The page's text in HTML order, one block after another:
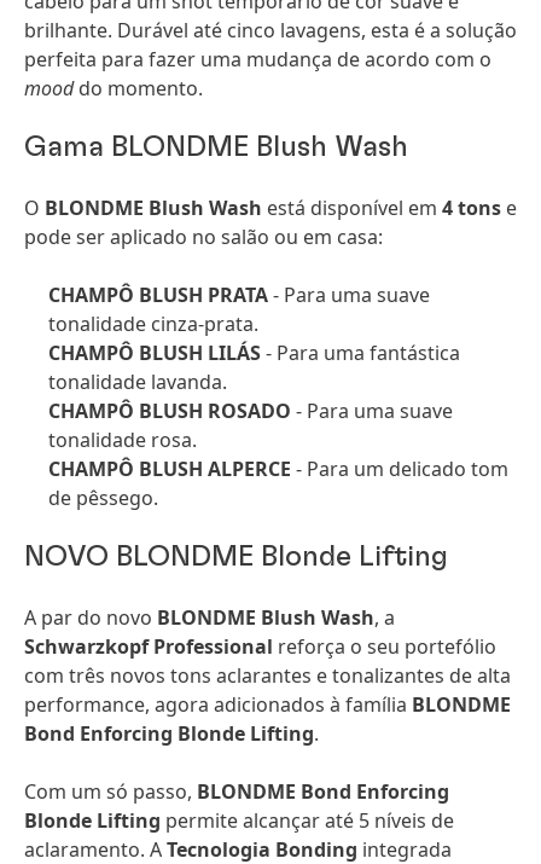
brilhante. Durável até cinco lavagens, esta é a solução
perfeita para fazer uma mudança de acordo com o
mooddo momento.
Gama BLONDME Blush Wash
O BLONDME Blush Wash está disponível em 4 tons e
pode ser aplicado no salão ou em casa:
CHAMPÔ BLUSH PRATA- Para uma suave
tonalidade cinza-prata.
CHAMPÔ BLUSH LILÁS- Para uma fantástica
tonalidade lavanda.
CHAMPÔ BLUSH ROSADO - Para uma suave
tonalidade rosa.
CHAMPÔ BLUSH ALPERCE - Para um delicado tom
de pêssego.
NOVO BLONDME Blonde Lifting
A par do novo BLONDME Blush Wash, a
Schwarzkopf Professional reforça o seu portefólio
com três novos tons aclarantes e tonalizantes de alta
performance, agora adicionados à família BLONDME
Bond Enforcing Blonde Lifting.
Com um só passo, BLONDME Bond Enforcing
Blonde Lifting permite alcançar até 5 níveis de
aclaramento. ATecnologia Bonding integrada